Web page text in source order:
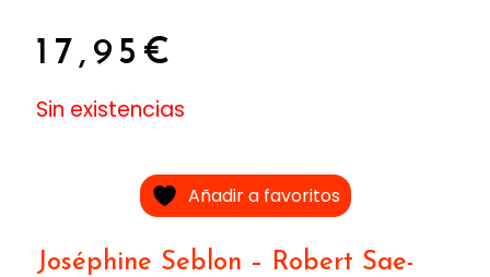
17,95 €
Sin existencias
Añadir a favoritos
Joséphine Seblon – Robert Sae-